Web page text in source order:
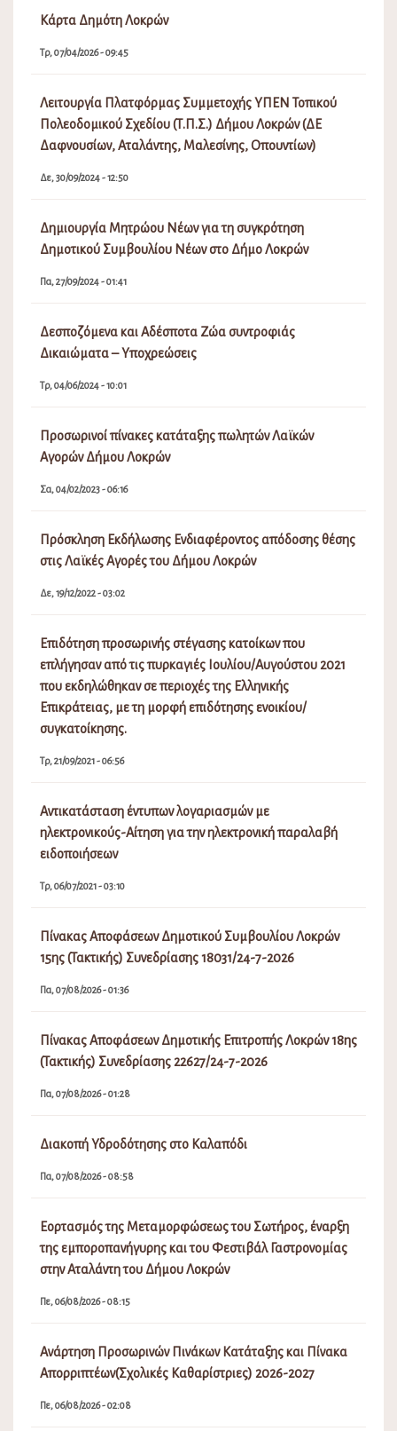
Κάρτα Δημότη Λοκρών
Τρ, 07/04/2026 - 09:45
Λειτουργία Πλατφόρμας Συμμετοχής ΥΠΕΝ Τοπικού
Πολεοδομικού Σχεδίου (Τ.Π.Σ.) Δήμου Λοκρών (ΔΕ
Δαφνουσίων, Αταλάντης, Μαλεσίνης, Οπουντίων)
Δε, 30/09/2024 - 12:50
Δημιουργία Μητρώου Νέων για τη συγκρότηση
Δημοτικού Συμβουλίου Νέων στο Δήμο Λοκρών
Πα, 27/09/2024 - 01:41
Δεσποζόμενα και Αδέσποτα Ζώα συντροφιάς
Δικαιώματα – Υποχρεώσεις
Τρ, 04/06/2024 - 10:01
Προσωρινοί πίνακες κατάταξης πωλητών Λαϊκών
Αγορών Δήμου Λοκρών
Σα, 04/02/2023 - 06:16
Πρόσκληση Εκδήλωσης Ενδιαφέροντος απόδοσης θέσης
στις Λαϊκές Αγορές του Δήμου Λοκρών
Δε, 19/12/2022 - 03:02
Επιδότηση προσωρινής στέγασης κατοίκων που
επλήγησαν από τις πυρκαγιές Ιουλίου/Αυγούστου 2021
που εκδηλώθηκαν σε περιοχές της Ελληνικής
Επικράτειας, με τη μορφή επιδότησης ενοικίου/
συγκατοίκησης.
Τρ, 21/09/2021 - 06:56
Αντικατάσταση έντυπων λογαριασμών με
ηλεκτρονικούς-Αίτηση για την ηλεκτρονική παραλαβή
ειδοποιήσεων
Τρ, 06/07/2021 - 03:10
Πίνακας Αποφάσεων Δημοτικού Συμβουλίου Λοκρών
15ης (Τακτικής) Συνεδρίασης 18031/24-7-2026
Πα, 07/08/2026 - 01:36
Πίνακας Αποφάσεων Δημοτικής Επιτροπής Λοκρών 18ης
(Τακτικής) Συνεδρίασης 22627/24-7-2026
Πα, 07/08/2026 - 01:28
Διακοπή Υδροδότησης στο Καλαπόδι
Πα, 07/08/2026 - 08:58
Εορτασμός της Μεταμορφώσεως του Σωτήρος, έναρξη
της εμποροπανήγυρης και του Φεστιβάλ Γαστρονομίας
στην Αταλάντη του Δήμου Λοκρών
Πε, 06/08/2026 - 08:15
Ανάρτηση Προσωρινών Πινάκων Κατάταξης και Πίνακα
Απορριπτέων(Σχολικές Καθαρίστριες) 2026-2027
Πε, 06/08/2026 - 02:08